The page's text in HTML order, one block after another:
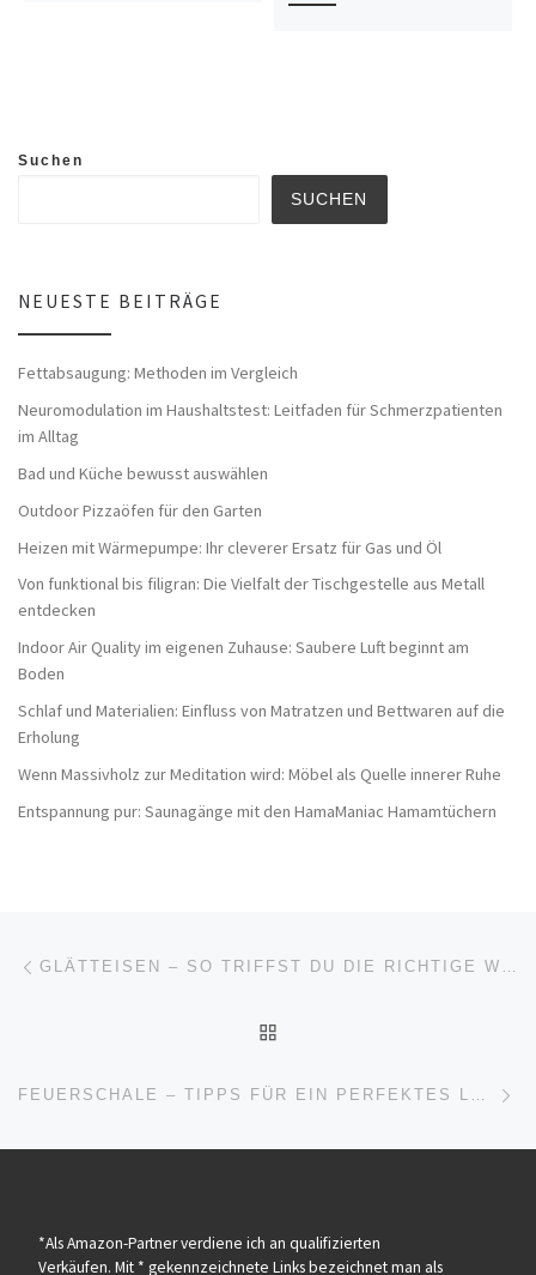
Suchen
SUCHEN
NEUESTE BEITRÄGE
Fettabsaugung: Methoden im Vergleich
Neuromodulation im Haushaltstest: Leitfaden für Schmerzpatienten
im Alltag
Bad und Küche bewusst auswählen
Outdoor Pizzaöfen für den Garten
Heizen mit Wärmepumpe: Ihr cleverer Ersatz für Gas und Öl
Von funktional bis filigran: Die Vielfalt der Tischgestelle aus Metall
entdecken
Indoor Air Quality im eigenen Zuhause: Saubere Luft beginnt am
Boden
Schlaf und Materialien: Einfluss von Matratzen und Bettwaren auf die
Erholung
Wenn Massivholz zur Meditation wird: Möbel als Quelle innerer Ruhe
Entspannung pur: Saunagänge mit den HamaManiac Hamamtüchern
Beitragsnavigation GLÄTTEISEN – SO TRIFFST DU DIE RICHTIGE WAHL
*Als Amazon-Partner verdiene ich an qualifizierten
Verkäufen. Mit * gekennzeichnete Links bezeichnet man als